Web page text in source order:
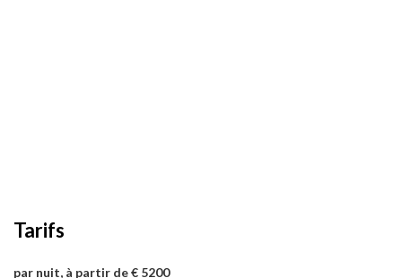
Tarifs
par nuit, à partir de € 5200